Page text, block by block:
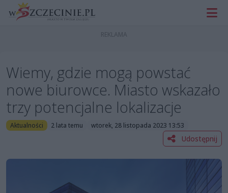
Wiemy, gdzie mogą powstać
nowe biurowce. Miasto wskazało
trzy potencjalne lokalizacje
Aktualności 2 lata temu wtorek, 28 listopada 2023 13:53
Udostępnij